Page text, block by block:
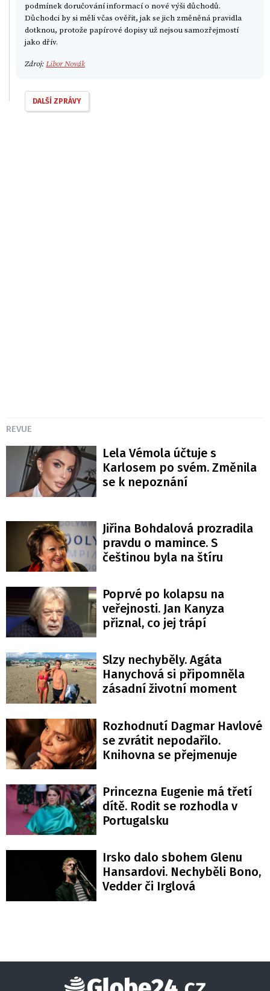
podmínek doručování informací o nové výši důchodů.
Důchodci by si měli včas ověřit, jak se jich změněná pravidla
dotknou, protože papírové dopisy už nejsou samozřejmostí
jako dřív.
Zdroj:Libor Novák
DALŠÍ ZPRÁVY
REVUE
Lela Vémola účtuje s
Karlosem po svém. Změnila
se k nepoznání
Jiřina Bohdalová prozradila
pravdu o mamince. S
češtinou byla na štíru
Poprvé po kolapsu na
veřejnosti. Jan Kanyza
přiznal, co jej trápí
Slzy nechyběly. Agáta
Hanychová si připomněla
zásadní životní moment
Rozhodnutí Dagmar Havlové
se zvrátit nepodařilo.
Knihovna se přejmenuje
Princezna Eugenie má třetí
dítě. Rodit se rozhodla v
Portugalsku
Irsko dalo sbohem Glenu
Hansardovi. Nechyběli Bono,
Vedder či Irglová
Globe24